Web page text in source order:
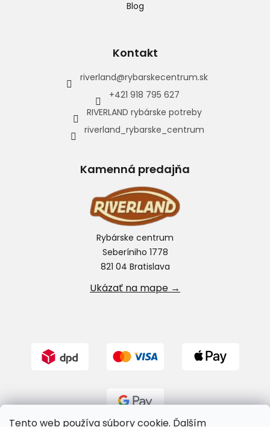
Tento web používa súbory cookie. Ďalším
Blog
Kontakt
riverland@rybarskecentrum.sk
+421 918 795 627
RIVERLAND rybárske potreby
riverland_rybarske_centrum
Kamenná predajňa
Rybárske centrum
Seberíniho 1778
821 04 Bratislava
Ukázať na mape →